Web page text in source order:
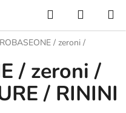
Hľadať
KOŠÍK
/ zeroni /
/ zeroni /
/ RININI